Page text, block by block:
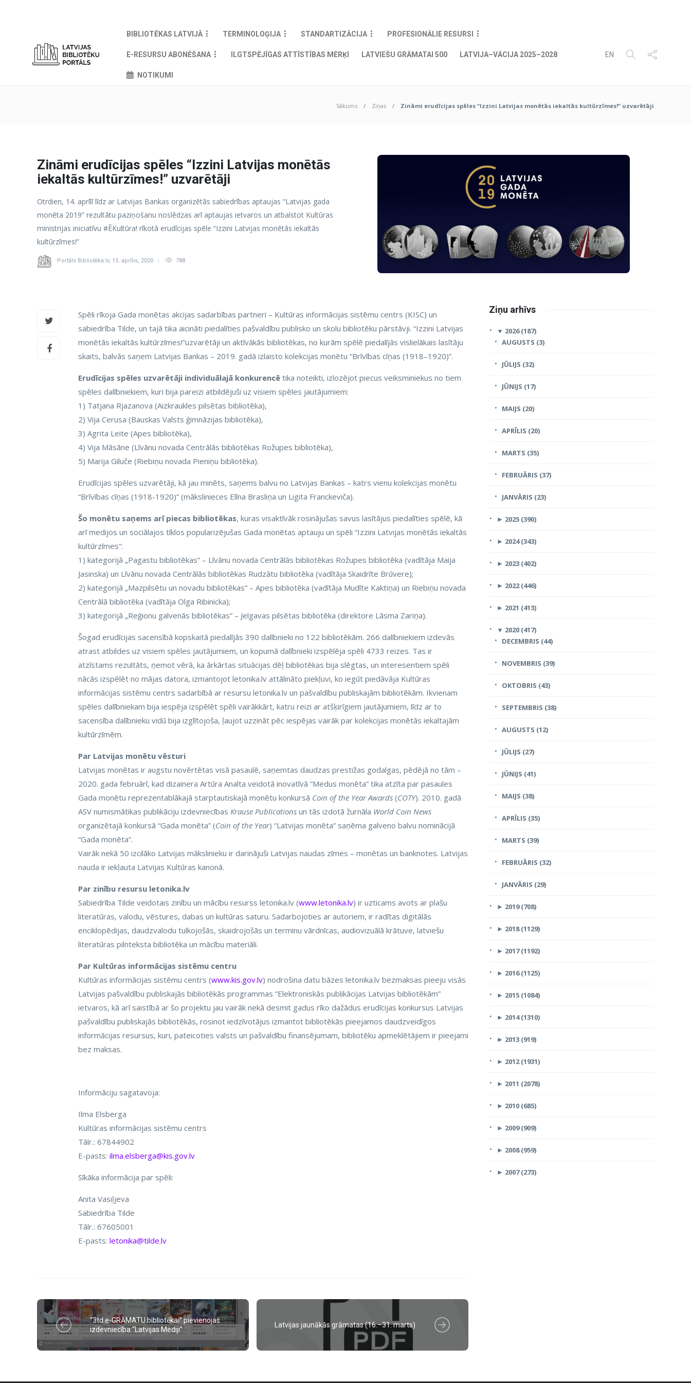
BIBLIOTĒKAS LATVIJĀ TERMINOLOĢIJA STANDARTIZĀCIJA PROFESIONĀLIE RESURSI
E-RESURSU ABONĒŠANA ILGTSPĒJĪGAS ATTĪSTĪBAS MĒRĶI LATVIEŠU GRĀMATAI 500 LATVIJA–VĀCIJA 2025–2028
NOTIKUMI
EN
Sākums Ziņas Zināmi erudīcijas spēles “Izzini Latvijas monētās iekaltās kultūrzīmes!” uzvarētāji
Zināmi erudīcijas spēles “Izzini Latvijas monētās
iekaltās kultūrzīmes!” uzvarētāji
Otrdien, 14. aprīlī līdz ar Latvijas Bankas organizētās sabiedrības aptaujas “Latvijas gada
monēta 2019” rezultātu paziņošanu noslēdzas arī aptaujas ietvaros un atbalstot Kultūras
ministrijas iniciatīvu #ĒKultūra! rīkotā erudīcijas spēle “Izzini Latvijas monētās iekaltās
kultūrzīmes!”
Portāls Bibliotēka.lv, 15. aprīlis, 2020 788
Spēli rīkoja Gada monētas akcijas sadarbības partneri – Kultūras informācijas sistēmu centrs (KISC) un
sabiedrība Tilde, un tajā tika aicināti piedalīties pašvaldību publisko un skolu bibliotēku pārstāvji. “Izzini Latvijas
monētās iekaltās kultūrzīmes!”uzvarētāji un aktīvākās bibliotēkas, no kurām spēlē piedalījās vislielākais lasītāju
skaits, balvās saņem Latvijas Bankas – 2019. gadā izlaisto kolekcijas monētu “Brīvības cīņas (1918–1920)”.
Erudīcijas spēles uzvarētāji individuālajā konkurencē tika noteikti, izlozējot piecus veiksminiekus no tiem
spēles dalībniekiem, kuri bija pareizi atbildējuši uz visiem spēles jautājumiem:
1) Tatjana Rjazanova (Aizkraukles pilsētas bibliotēka),
2) Vija Cerusa (Bauskas Valsts ģimnāzijas bibliotēka),
3) Agrita Leite (Apes bibliotēka),
4) Vija Māsāne (Līvānu novada Centrālās bibliotēkas Rožupes bibliotēka),
5) Marija Giluče (Riebiņu novada Pieniņu bibliotēka).
Erudīcijas spēles uzvarētāji, kā jau minēts, saņems balvu no Latvijas Bankas – katrs vienu kolekcijas monētu
“Brīvības cīņas (1918-1920)” (mākslinieces Elīna Brasliņa un Ligita Franckeviča).
Šo monētu saņems arī piecas bibliotēkas, kuras visaktīvāk rosinājušas savus lasītājus piedalīties spēlē, kā
arī medijos un sociālajos tīklos popularizējušas Gada monētas aptauju un spēli “Izzini Latvijas monētās iekaltās
kultūrzīmes”:
1) kategorijā „Pagastu bibliotēkas” – Līvānu novada Centrālās bibliotēkas Rožupes bibliotēka (vadītāja Maija
Jasinska) un Līvānu novada Centrālās bibliotēkas Rudzātu bibliotēka (vadītāja Skaidrīte Brūvere);
2) kategorijā „Mazpilsētu un novadu bibliotēkas” – Apes bibliotēka (vadītāja Mudīte Kaktiņa) un Riebiņu novada
Centrālā bibliotēka (vadītāja Olga Ribinicka);
3) kategorijā „Reģionu galvenās bibliotēkas” – Jelgavas pilsētas bibliotēka (direktore Lāsma Zariņa).
Šogad erudīcijas sacensībā kopskaitā piedalījās 390 dalībnieki no 122 bibliotēkām. 266 dalībniekiem izdevās
atrast atbildes uz visiem spēles jautājumiem, un kopumā dalībnieki izspēlēja spēli 4733 reizes. Tas ir
atzīstams rezultāts, ņemot vērā, ka ārkārtas situācijas dēļ bibliotēkas bija slēgtas, un interesentiem spēli
nācās izspēlēt no mājas datora, izmantojot letonika.lv attālināto piekļuvi, ko iegūt piedāvāja Kultūras
informācijas sistēmu centrs sadarbībā ar resursu letonika.lv un pašvaldību publiskajām bibliotēkām. Ikvienam
spēles dalībniekam bija iespēja izspēlēt spēli vairākkārt, katru reizi ar atšķirīgiem jautājumiem, līdz ar to
sacensība dalībnieku vidū bija izglītojoša, ļaujot uzzināt pēc iespējas vairāk par kolekcijas monētās iekaltajām
kultūrzīmēm.
Par Latvijas monētu vēsturi
Latvijas monētas ir augstu novērtētas visā pasaulē, saņemtas daudzas prestižas godalgas, pēdējā no tām –
2020. gada februārī, kad dizainera Artūra Analta veidotā inovatīvā “Medus monēta” tika atzīta par pasaules
Gada monētu reprezentablākajā starptautiskajā monētu konkursā Coin of the Year Awards (COTY). 2010. gadā
ASV numismātikas publikāciju izdevniecības Krause Publications un tās izdotā žurnāla World Coin News
organizētajā konkursā “Gada monēta” (Coin of the Year) “Latvijas monēta” saņēma galveno balvu nominācijā
“Gada monēta”.
Vairāk nekā 50 izcilāko Latvijas mākslinieku ir darinājuši Latvijas naudas zīmes – monētas un banknotes. Latvijas
nauda ir iekļauta Latvijas Kultūras kanonā.
Par zinību resursu letonika.lv
Sabiedrība Tilde veidotais zinību un mācību resurss letonika.lv (www.letonika.lv) ir uzticams avots ar plašu
literatūras, valodu, vēstures, dabas un kultūras saturu. Sadarbojoties ar autoriem, ir radītas digitālās
enciklopēdijas, daudzvalodu tulkojošās, skaidrojošās un terminu vārdnīcas, audiovizuālā krātuve, latviešu
literatūras pilnteksta bibliotēka un mācību materiāli.
Par Kultūras informācijas sistēmu centru
Kultūras informācijas sistēmu centrs (www.kis.gov.lv) nodrošina datu bāzes letonika.lv bezmaksas pieeju visās
Latvijas pašvaldību publiskajās bibliotēkās programmas “Elektroniskās publikācijas Latvijas bibliotēkām”
ietvaros, kā arī saistībā ar šo projektu jau vairāk nekā desmit gadus rīko dažādus erudīcijas konkursus Latvijas
pašvaldību publiskajās bibliotēkās, rosinot iedzīvotājus izmantot bibliotēkās pieejamos daudzveidīgos
informācijas resursus, kuri, pateicoties valsts un pašvaldību finansējumam, bibliotēku apmeklētājiem ir pieejami
bez maksas.
Informāciju sagatavoja:
Ilma Elsberga
Kultūras informācijas sistēmu centrs
Tālr.: 67844902
E-pasts: ilma.elsberga@kis.gov.lv
Sīkāka informācija par spēli:
Anita Vasiļjeva
Sabiedrība Tilde
Tālr.: 67605001
E-pasts: letonika@tilde.lv
“3td e-GRĀMATU bibliotēkai” pievienojas
izdevniecība “Latvijas Mediji”
Latvijas jaunākās grāmatas (16.–31. marts)
Ziņu arhīvs
▼ 2026 (187)
AUGUSTS (3)
JŪLIJS (32)
JŪNIJS (17)
MAIJS (20)
APRĪLIS (20)
MARTS (35)
FEBRUĀRIS (37)
JANVĀRIS (23)
► 2025 (390)
► 2024 (343)
► 2023 (402)
► 2022 (446)
► 2021 (413)
▼ 2020 (417)
DECEMBRIS (44)
NOVEMBRIS (39)
OKTOBRIS (43)
SEPTEMBRIS (38)
AUGUSTS (12)
JŪLIJS (27)
JŪNIJS (41)
MAIJS (38)
APRĪLIS (35)
MARTS (39)
FEBRUĀRIS (32)
JANVĀRIS (29)
► 2019 (708)
► 2018 (1129)
► 2017 (1192)
► 2016 (1125)
► 2015 (1084)
► 2014 (1310)
► 2013 (919)
► 2012 (1931)
► 2011 (2078)
► 2010 (685)
► 2009 (909)
► 2008 (959)
► 2007 (273)